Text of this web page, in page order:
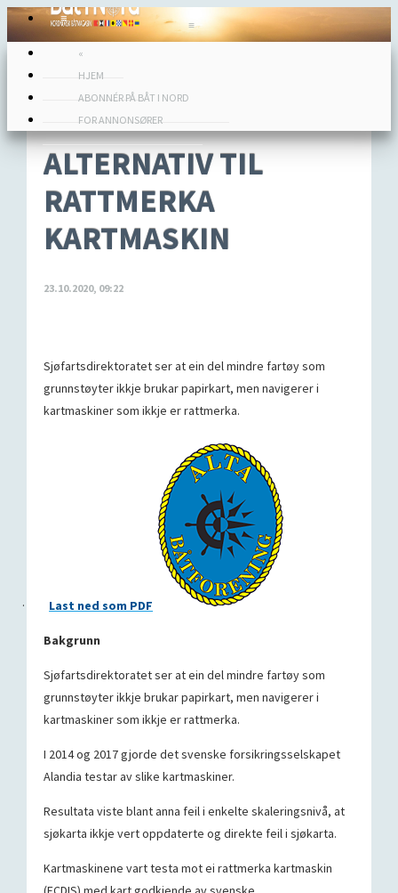
≡ ≡
«
HJEM
ABONNÉR PÅ BÅT I NORD
FOR ANNONSØRER
ALTERNATIV TIL
RATTMERKA
KARTMASKIN
23.10.2020, 09:22
Sjøfartsdirektoratet ser at ein del mindre fartøy som
grunnstøyter ikkje brukar papirkart, men navigerer i
kartmaskiner som ikkje er rattmerka.
· Last ned som PDF
Bakgrunn
Sjøfartsdirektoratet ser at ein del mindre fartøy som
grunnstøyter ikkje brukar papirkart, men navigerer i
kartmaskiner som ikkje er rattmerka.
I 2014 og 2017 gjorde det svenske forsikringsselskapet
Alandia testar av slike kartmaskiner.
Resultata viste blant anna feil i enkelte skaleringsnivå, at
sjøkarta ikkje vert oppdaterte og direkte feil i sjøkarta.
Kartmaskinene vart testa mot ei rattmerka kartmaskin